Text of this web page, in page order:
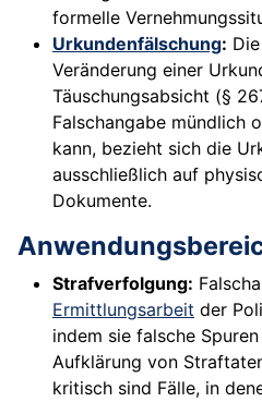
formelle
Urkundenfälschung:
Veränderung einer
Täuschungsabsicht (§
Falschangabe mündlich
kann, bezieht sich die
ausschließlich auf
Dokumente.
Strafverfolgung:
Ermittlungsarbeit der
indem sie falsche
Aufklärung von
kritisch sind Fälle, in